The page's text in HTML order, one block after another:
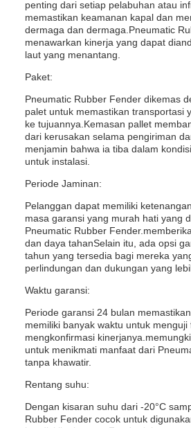
penting dari setiap pelabuhan atau
memastikan keamanan kapal dan
dermaga dan dermaga.Pneumatic
menawarkan kinerja yang dapat
laut yang menantang.
Paket:
Pneumatic Rubber Fender dikemas
palet untuk memastikan transportasi
ke tujuannya.Kemasan pallet
dari kerusakan selama pengiriman
menjamin bahwa ia tiba dalam
untuk instalasi.
Periode Jaminan:
Pelanggan dapat memiliki
masa garansi yang murah hati yang
Pneumatic Rubber
dan daya tahanSelain itu, ada opsi
tahun yang tersedia bagi mereka
perlindungan dan dukungan yang
Waktu garansi:
Periode garansi 24 bulan
memiliki banyak waktu untuk menguji
mengkonfirmasi
untuk menikmati manfaat dari
tanpa khawatir.
Rentang suhu:
Dengan kisaran suhu dari -20°C
Rubber Fender cocok untuk